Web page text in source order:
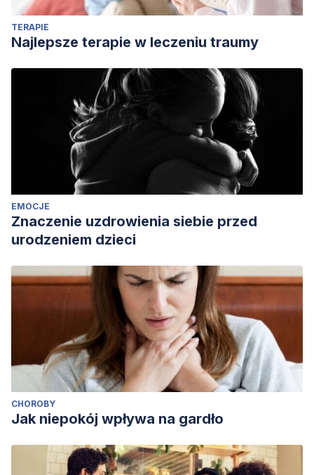
TERAPIE
Najlepsze terapie w leczeniu traumy
EMOCJE
Znaczenie uzdrowienia siebie przed
urodzeniem dzieci
CHOROBY
Jak niepokój wpływa na gardło